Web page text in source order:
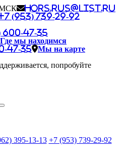
hors.rus@list.ru
(953) 739-29-92
600-47-35
Где мы находимся
47-35
Мы на карте
попробуйте
395-13-13 +7 (953) 739-29-92